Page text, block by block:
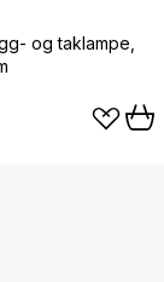
og taklampe,